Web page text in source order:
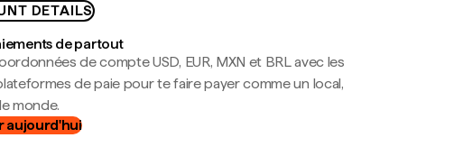
DETAILS
de partout
de compte USD, EUR, MXN et BRL avec les
de paie pour te faire payer comme un local,
monde.
aujourd'hui